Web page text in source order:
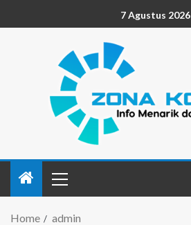
7 Agustus 2026
Home admin